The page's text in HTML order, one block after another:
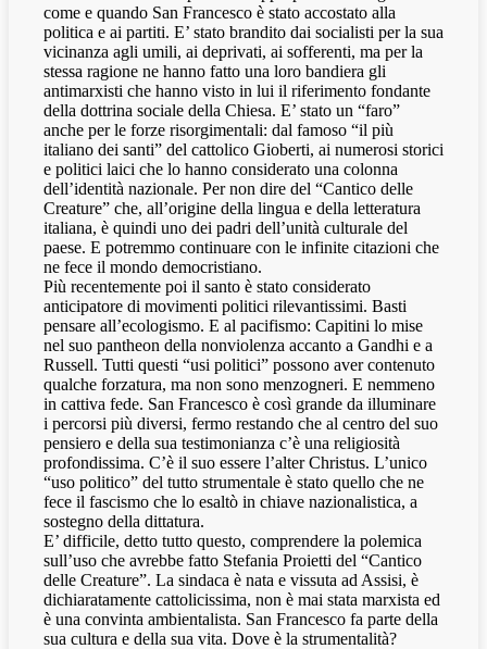
come e quando San Francesco è stato accostato alla
politica e ai partiti. E’ stato brandito dai socialisti per la sua
vicinanza agli umili, ai deprivati, ai sofferenti, ma per la
stessa ragione ne hanno fatto una loro bandiera gli
antimarxisti che hanno visto in lui il riferimento fondante
della dottrina sociale della Chiesa. E’ stato un “faro”
anche per le forze risorgimentali: dal famoso “il più
italiano dei santi” del cattolico Gioberti, ai numerosi storici
e politici laici che lo hanno considerato una colonna
dell’identità nazionale. Per non dire del “Cantico delle
Creature” che, all’origine della lingua e della letteratura
italiana, è quindi uno dei padri dell’unità culturale del
paese. E potremmo continuare con le infinite citazioni che
ne fece il mondo democristiano.
Più recentemente poi il santo è stato considerato
anticipatore di movimenti politici rilevantissimi. Basti
pensare all’ecologismo. E al pacifismo: Capitini lo mise
nel suo pantheon della nonviolenza accanto a Gandhi e a
Russell. Tutti questi “usi politici” possono aver contenuto
qualche forzatura, ma non sono menzogneri. E nemmeno
in cattiva fede. San Francesco è così grande da illuminare
i percorsi più diversi, fermo restando che al centro del suo
pensiero e della sua testimonianza c’è una religiosità
profondissima. C’è il suo essere l’alter Christus. L’unico
“uso politico” del tutto strumentale è stato quello che ne
fece il fascismo che lo esaltò in chiave nazionalistica, a
sostegno della dittatura.
E’ difficile, detto tutto questo, comprendere la polemica
sull’uso che avrebbe fatto Stefania Proietti del “Cantico
delle Creature”. La sindaca è nata e vissuta ad Assisi, è
dichiaratamente cattolicissima, non è mai stata marxista ed
è una convinta ambientalista. San Francesco fa parte della
sua cultura e della sua vita. Dove è la strumentalità?